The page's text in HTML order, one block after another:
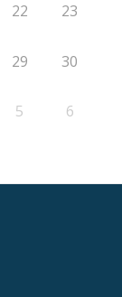
22 23
29 30
5 6